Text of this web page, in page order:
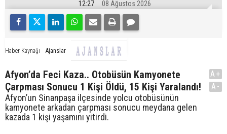
12:27 08 Ağustos 2026
Haber Kaynağı Ajanslar
Afyon’da Feci Kaza.. Otobüsün Kamyonete
Çarpması Sonucu 1 Kişi Öldü, 15 Kişi Yaralandı!
Afyon’un Sinanpaşa ilçesinde yolcu otobüsünün
kamyonete arkadan çarpması sonucu meydana gelen
kazada 1 kişi yaşamını yitirdi.
A+
A-